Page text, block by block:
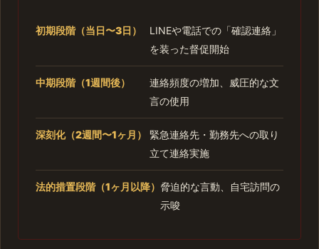
初期段階（当日〜3日）
LINEや電話での「確認連絡」
を装った督促開始
中期段階（1週間後）
連絡頻度の増加、威圧的な文
言の使用
深刻化（2週間〜1ヶ月）
緊急連絡先・勤務先への取り
立て連絡実施
法的措置段階（1ヶ月以降） 脅迫的な言動、自宅訪問の
示唆